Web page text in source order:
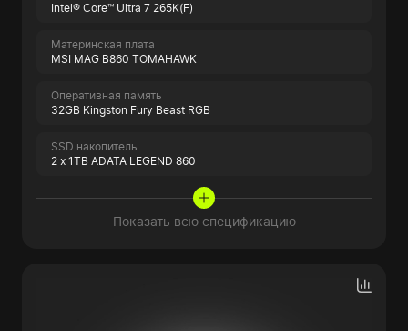
Intel® Core™ Ultra 7 265K(F)
Материнская плата
MSI MAG B860 TOMAHAWK
Оперативная память
32GB Kingston Fury Beast RGB
SSD накопитель
2 x 1TB ADATA LEGEND 860
Показать всю спецификацию